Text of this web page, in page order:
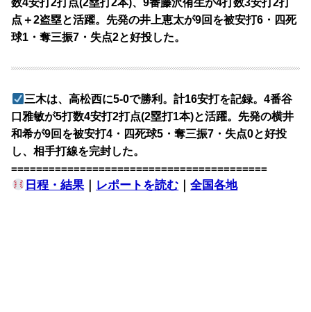
数4安打2打点(2塁打2本)、9番藤沢侑生が4打数3安打2打
点＋2盗塁と活躍。先発の井上恵太が9回を被安打6・四死
球1・奪三振7・失点2と好投した。
三木は、高松西に5-0で勝利。計16安打を記録。4番谷
口雅敏が5打数4安打2打点(2塁打1本)と活躍。先発の横井
和希が9回を被安打4・四死球5・奪三振7・失点0と好投
し、相手打線を完封した。
=========================================
日程・結果｜ レポートを読む ｜全国各地